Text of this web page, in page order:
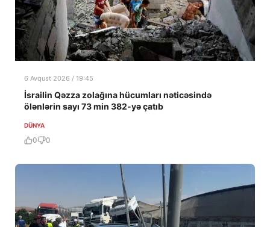
6 Avqust 2026 / 19:45
İsrailin Qəzza zolağına hücumları nəticəsində
ölənlərin sayı 73 min 382-yə çatıb
DÜNYA
0 0